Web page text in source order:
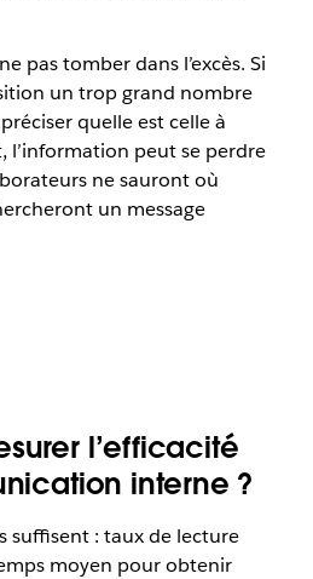
pas tomber dans l’excès. Si
un trop grand nombre
quelle est celle à
l’information peut se perdre
ne sauront où
un message
l’efficacité
interne ?
suffisent : taux de lecture
moyen pour obtenir